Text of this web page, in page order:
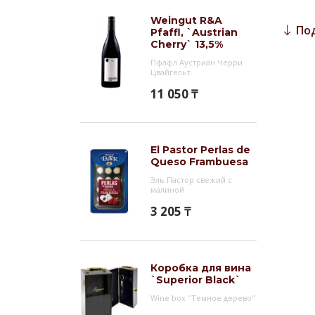
Weingut R&A
Pfaffl, `Austrian
Cherry` 13,5%
Пфафл Аустриан Черри
Цвайгельт
11 050 ₸
El Pastor Perlas de
Queso Frambuesa
Эль Пастор свежий с
малиной
3 205 ₸
Коробка для вина
`Superior Black`
Wine box "Темное дерево"